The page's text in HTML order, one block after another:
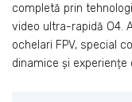
completă prin
video ultra-rapidă O4.
ochelari FPV, special
dinamice și